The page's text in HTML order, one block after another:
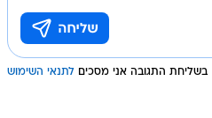
בשליחת התגובה אני מסכים לתנאי השימוש